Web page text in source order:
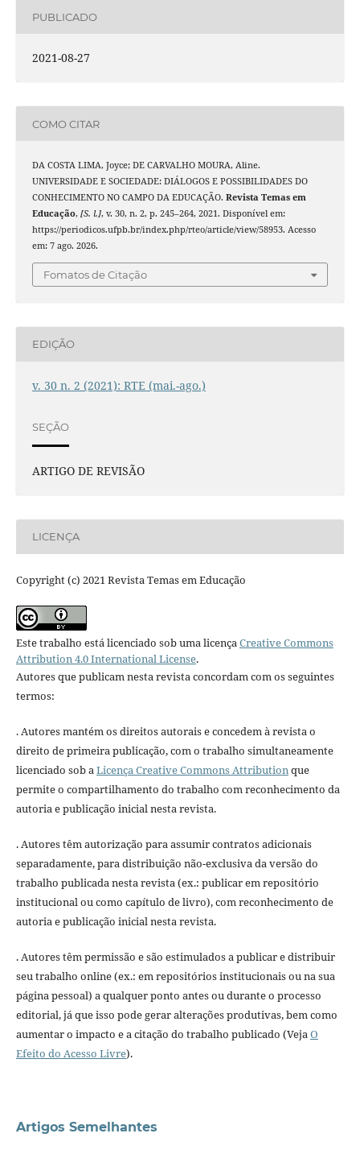
PUBLICADO
2021-08-27
COMO CITAR
DA COSTA LIMA, Joyce; DE CARVALHO MOURA, Aline.
UNIVERSIDADE E SOCIEDADE: DIÁLOGOS E POSSIBILIDADES DO
CONHECIMENTO NO CAMPO DA EDUCAÇÃO. Revista Temas em
Educação, [S. l.], v. 30, n. 2, p. 245–264, 2021. Disponível em:
https://periodicos.ufpb.br/index.php/rteo/article/view/58953. Acesso
em: 7 ago. 2026.
Fomatos de Citação
EDIÇÃO
v. 30 n. 2 (2021): RTE (mai.-ago.)
SEÇÃO
ARTIGO DE REVISÃO
LICENÇA
Copyright (c) 2021 Revista Temas em Educação
Este trabalho está licenciado sob uma licençaCreative Commons
Attribution 4.0 International License.
Autores que publicam nesta revista concordam com os seguintes
termos:
. Autores mantém os direitos autorais e concedem à revista o
direito de primeira publicação, com o trabalho simultaneamente
licenciado sob aLicença Creative Commons Attributionque
permite o compartilhamento do trabalho com reconhecimento da
autoria e publicação inicial nesta revista.
. Autores têm autorização para assumir contratos adicionais
separadamente, para distribuição não-exclusiva da versão do
trabalho publicada nesta revista (ex.: publicar em repositório
institucional ou como capítulo de livro), com reconhecimento de
autoria e publicação inicial nesta revista.
. Autores têm permissão e são estimulados a publicar e distribuir
seu trabalho online (ex.: em repositórios institucionais ou na sua
página pessoal) a qualquer ponto antes ou durante o processo
editorial, já que isso pode gerar alterações produtivas, bem como
aumentar o impacto e a citação do trabalho publicado (VejaO
Efeito do Acesso Livre).
Artigos Semelhantes